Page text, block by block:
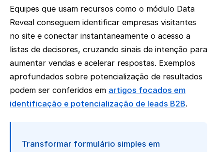
Equipes que usam recursos como o módulo Data
Reveal conseguem identificar empresas visitantes
no site e conectar instantaneamente o acesso a
listas de decisores, cruzando sinais de intenção para
aumentar vendas e acelerar respostas. Exemplos
aprofundados sobre potencialização de resultados
podem ser conferidos em artigos focados em
identificação e potencialização de leads B2B.
Transformar formulário simples em